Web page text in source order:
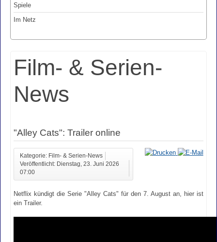
Spiele
Im Netz
Film- & Serien-
News
"Alley Cats": Trailer online
Kategorie: Film- & Serien-News
Veröffentlicht: Dienstag, 23. Juni 2026
07:00
Netflix kündigt die Serie "Alley Cats" für den 7. August an, hier ist
ein Trailer.